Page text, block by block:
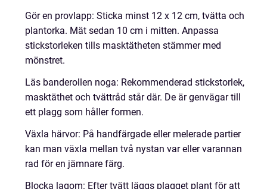
Gör en provlapp: Sticka minst 12 x 12 cm, tvätta och
plantorka. Mät sedan 10 cm i mitten. Anpassa
stickstorleken tills masktätheten stämmer med
mönstret.
Läs banderollen noga: Rekommenderad stickstorlek,
masktäthet och tvättråd står där. De är genvägar till
ett plagg som håller formen.
Växla härvor: På handfärgade eller melerade partier
kan man växla mellan två nystan var eller varannan
rad för en jämnare färg.
Blocka lagom: Efter tvätt läggs plagget plant för att